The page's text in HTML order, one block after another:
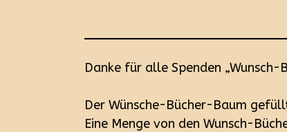
Danke für alle Spenden „Wunsch-
Der Wünsche-Bücher-Baum
Eine Menge von den Wunsch-